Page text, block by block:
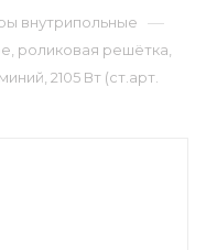
внутрипольные —
роликовая решётка,
2105 Вт (ст.арт.